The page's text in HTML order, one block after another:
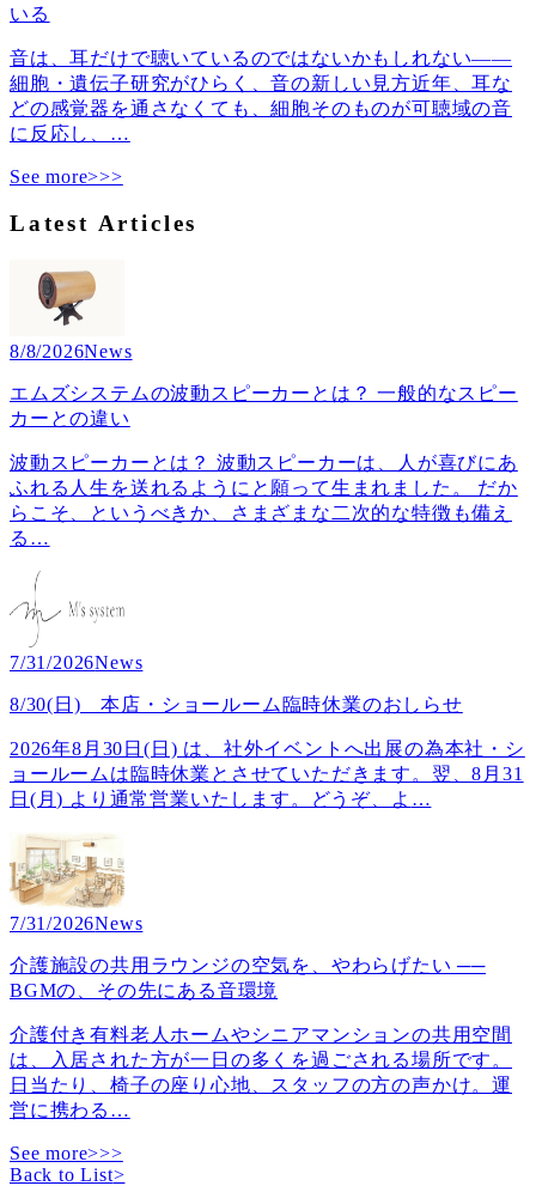
いる
音は、耳だけで聴いているのではないかもしれない――
細胞・遺伝子研究がひらく、音の新しい見方近年、耳な
どの感覚器を通さなくても、細胞そのものが可聴域の音
に反応し、 …
See more>>>
Latest Articles
8/8/2026News
エムズシステムの波動スピーカーとは？ 一般的なスピー
カーとの違い
波動スピーカーとは？ 波動スピーカーは、人が喜びにあ
ふれる人生を送れるようにと願って生まれました。 だか
らこそ、というべきか、さまざまな二次的な特徴も備え
る …
7/31/2026News
8/30(日) 本店・ショールーム臨時休業のおしらせ
2026年8月30日(日) は、社外イベントへ出展の為本社・シ
ョールームは臨時休業とさせていただきます。翌、8月31
日(月) より通常営業いたします。どうぞ、よ …
7/31/2026News
介護施設の共用ラウンジの空気を、やわらげたい ──
BGMの、その先にある音環境
介護付き有料老人ホームやシニアマンションの共用空間
は、入居された方が一日の多くを過ごされる場所です。
日当たり、椅子の座り心地、スタッフの方の声かけ。運
営に携わる …
See more>>>
Back to List>